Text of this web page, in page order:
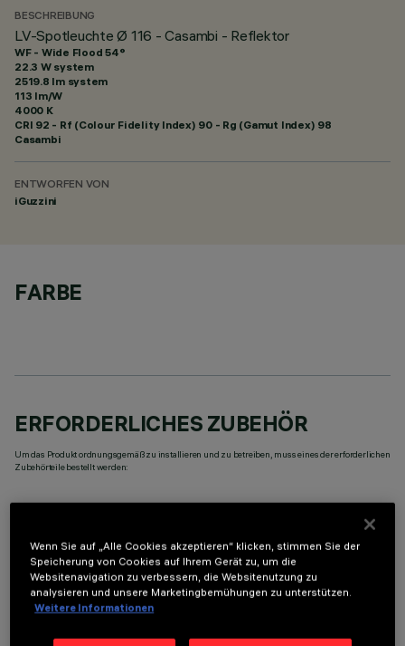
BESCHREIBUNG
LV-Spotleuchte Ø 116 - Casambi - Reflektor
WF - Wide Flood 54°
22.3 W system
2519.8 lm system
113 lm/W
4000 K
CRI 92 - Rf (Colour Fidelity Index) 90 - Rg (Gamut Index) 98
Casambi
ENTWORFEN VON
iGuzzini
FARBE
ERFORDERLICHES ZUBEHÖR
Um das Produkt ordnungsgemäß zu installieren und zu betreiben, muss eines der erforderlichen
Zubehörteile bestellt werden:
TECHNISCHE DATEN
LETZTES UPDATE: 07.08.2026
Wenn Sie auf „Alle Cookies akzeptieren“ klicken, stimmen Sie der
Speicherung von Cookies auf Ihrem Gerät zu, um die
Websitenavigation zu verbessern, die Websitenutzung zu
analysieren und unsere Marketingbemühungen zu unterstützen.
Weitere Informationen